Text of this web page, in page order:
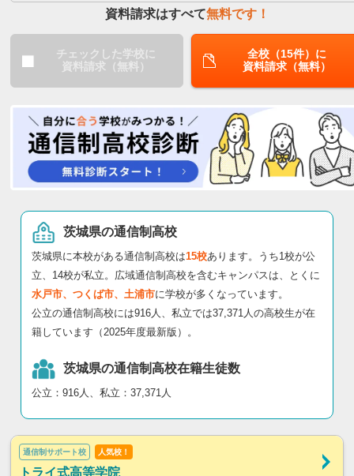
資料請求はすべて無料です！
チェックした学校に
資料請求（無料）
全校（15件）に
資料請求（無料）
茨城県の通信制高校
茨城県に本校がある通信制高校は15校あります。うち1校が公
立、14校が私立。広域通信制高校を含むキャンパスは、とくに
水戸市、つくば市、土浦市に学校が多くなっています。
公立の通信制高校には916人、私立では37,371人の高校生が在
籍しています（2025年度最新版）。
茨城県の通信制高校在籍生徒数
公立：916人、私立：37,371人
通信制サポート校 人気校！
トライ式高等学院